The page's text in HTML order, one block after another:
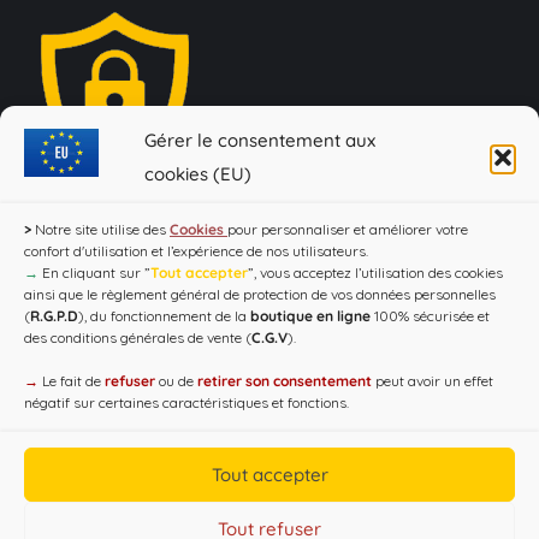
Gérer le consentement aux
cookies (EU)
> Notre site utilise des Cookies pour personnaliser et améliorer votre
confort d'utilisation et l’expérience de nos utilisateurs.
→ En cliquant sur ”Tout accepter”, vous acceptez l’utilisation des cookies
ainsi que le règlement général de protection de vos données personnelles
(R.G.P.D), du fonctionnement de la boutique en ligne 100% sécurisée et
des conditions générales de vente (C.G.V).
→ Le fait de refuser ou de retirer son consentement peut avoir un effet
négatif sur certaines caractéristiques et fonctions.
Tout accepter
Tout refuser
consommer avec modération !"
Copyright CAP'C 2019